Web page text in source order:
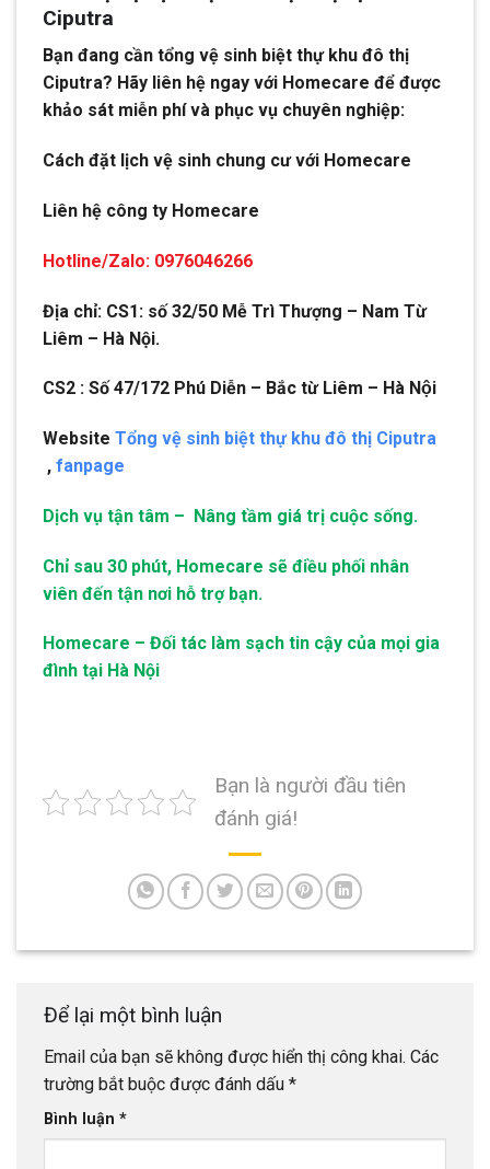
Ciputra
Bạn đang cần tổng vệ sinh biệt thự khu đô thị
Ciputra? Hãy liên hệ ngay với Homecare để được
khảo sát miễn phí và phục vụ chuyên nghiệp:
Cách đặt lịch vệ sinh chung cư với Homecare
Liên hệ công ty Homecare
Hotline/Zalo: 0976046266
Địa chỉ: CS1: số 32/50 Mễ Trì Thượng – Nam Từ
Liêm – Hà Nội.
CS2 : Số 47/172 Phú Diễn – Bắc từ Liêm – Hà Nội
Website Tổng vệ sinh biệt thự khu đô thị Ciputra
, fanpage
Dịch vụ tận tâm – Nâng tầm giá trị cuộc sống.
Chỉ sau 30 phút, Homecare sẽ điều phối nhân
viên đến tận nơi hỗ trợ bạn.
Homecare – Đối tác làm sạch tin cậy của mọi gia
đình tại Hà Nội
Bạn là người đầu tiên
đánh giá!
Để lại một bình luận
Email của bạn sẽ không được hiển thị công khai. Các
trường bắt buộc được đánh dấu *
Bình luận *